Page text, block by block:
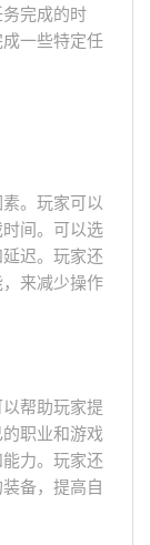
完成的时
一些特定任
。玩家可以
间。可以选
迟。玩家还
来减少操作
帮助玩家提
职业和游戏
力。玩家还
备，提高自